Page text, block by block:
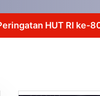
HUT RI ke-